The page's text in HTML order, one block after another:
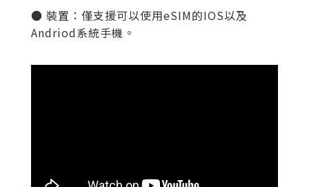
● 裝置：僅支援可以使用eSIM的IOS以及
Andriod系統手機。